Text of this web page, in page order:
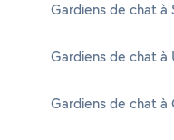
Gardiens de chat à
Gardiens de chat à
Gardiens de chat à